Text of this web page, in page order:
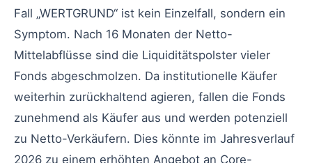
Fall „WERTGRUND“ ist kein Einzelfall, sondern ein
Symptom. Nach 16 Monaten der Netto-
Mittelabflüsse sind die Liquiditätspolster vieler
Fonds abgeschmolzen. Da institutionelle Käufer
weiterhin zurückhaltend agieren, fallen die Fonds
zunehmend als Käufer aus und werden potenziell
zu Netto-Verkäufern. Dies könnte im Jahresverlauf
2026 zu einem erhöhten Angebot an Core-